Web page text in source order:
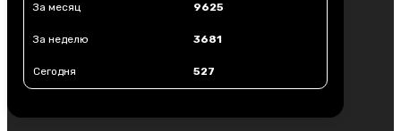
За месяц 9625
За неделю 3681
Сегодня 527